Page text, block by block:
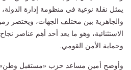
يمثل نقلة نوعية في منظومة إدارة
والجاهزية بين مختلف الجهات، ويختصر
الاستثنائية، وهو ما يعد أحد أهم عناصر
وحماية الأمن القومي.
وأوضح أمين مساعد حزب «مستقبل وطن»